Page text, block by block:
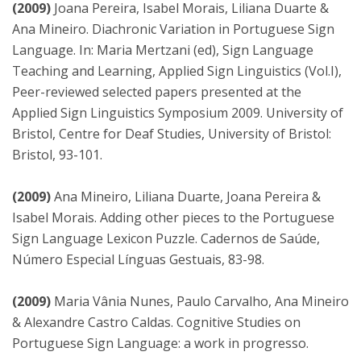
(2009) Joana Pereira, Isabel Morais, Liliana Duarte &
Ana Mineiro. Diachronic Variation in Portuguese Sign
Language. In: Maria Mertzani (ed), Sign Language
Teaching and Learning, Applied Sign Linguistics (Vol.I),
Peer-reviewed selected papers presented at the
Applied Sign Linguistics Symposium 2009. University of
Bristol, Centre for Deaf Studies, University of Bristol:
Bristol, 93-101.
(2009)Ana Mineiro, Liliana Duarte, Joana Pereira &
Isabel Morais. Adding other pieces to the Portuguese
Sign Language Lexicon Puzzle. Cadernos de Saúde,
Número Especial Línguas Gestuais, 83-98.
(2009) Maria Vânia Nunes, Paulo Carvalho, Ana Mineiro
& Alexandre Castro Caldas. Cognitive Studies on
Portuguese Sign Language: a work in progresso.